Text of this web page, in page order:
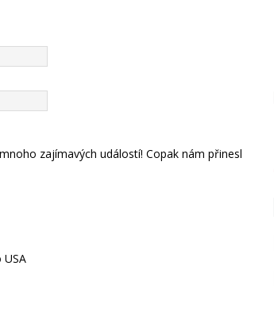
zajímavých událostí! Copak nám přinesl